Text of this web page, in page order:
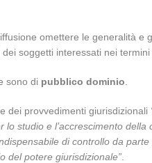
omettere le generalità e
dei soggetti interessati nei termini
sono di pubblico dominio
dei provvedimenti giurisdizionali
lo studio e l’accrescimento della
di controllo da
del potere giurisdizionale”